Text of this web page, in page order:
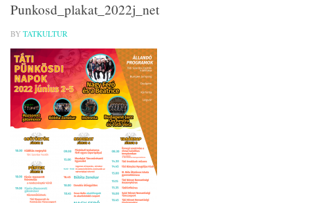
Punkosd_plakat_2022j_net
BY TATKULTUR